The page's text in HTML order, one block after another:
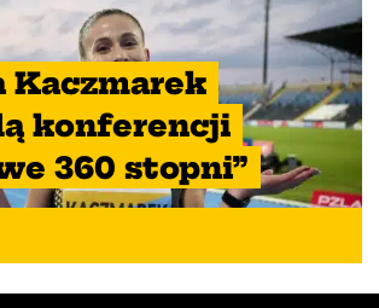
Kaczmarek
konferencji
360 stopni”